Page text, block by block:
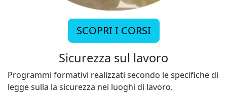
SCOPRI I CORSI
Sicurezza sul lavoro
Programmi formativi realizzati secondo le specifiche di
legge sulla la sicurezza nei luoghi di lavoro.